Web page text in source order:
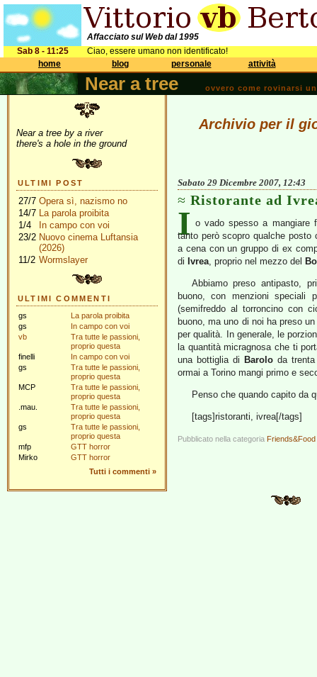
Affacciato sul Web dal 1995
Sab 8 - 11:25
Ciao, essere umano non identificato!
home
blog personale attività
Near a tree ovvero come rovinarsi
Near a tree by a river
there's a hole in the ground
ULTIMI POST
27/7 Opera sì, nazismo no
14/7 La parola proibita
1/4
In campo con voi
23/2 Nuovo cinema Luftansia
(2026)
11/2 Wormslayer
ULTIMI COMMENTI
gs
La parola proibita
gs
In campo con voi
vb
Tra tutte le passioni,
proprio questa
finelli
In campo con voi
gs
Tra tutte le passioni,
proprio questa
MCP
Tra tutte le passioni,
proprio questa
.mau.
Tra tutte le passioni,
proprio questa
gs
Tra tutte le passioni,
proprio questa
mfp
GTT horror
Mirko
GTT horror
Tutti i commenti »
Archivio per il
Sabato 29 Dicembre 2007, 12:43
Ristorante ad
I o vado spesso a mangiare
tanto però scopro qualche
a cena con un gruppo di ex
di Ivrea, proprio nel mezzo del
Abbiamo preso antipasto,
buono, con menzioni speciali
(semifreddo al torroncino con
buono, ma uno di noi ha preso
per qualità. In generale, le
la quantità micragnosa che ti
una bottiglia di Barolo da
ormai a Torino mangi primo e
Penso che quando capito da
[tags]ristoranti, ivrea[/tags]
Pubblicato nella categoria Friends&Food